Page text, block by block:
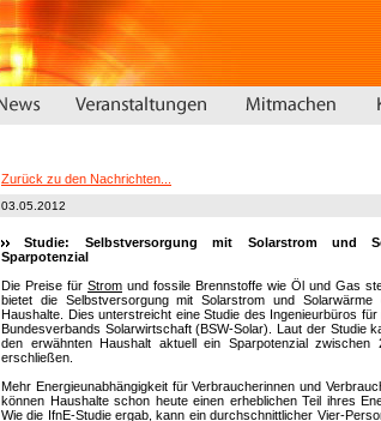
Zurück zu den Nachrichten...
03.05.2012
Studie: Selbstversorgung mit Solarstrom und
Sparpotenzial
Die Preise für Strom und fossile Brennstoffe wie Öl und Gas
bietet die Selbstversorgung mit Solarstrom und
Haushalte. Dies unterstreicht eine Studie des Ingenieurbüros
Bundesverbands Solarwirtschaft (BSW-Solar). Laut der Studie
den erwähnten Haushalt aktuell ein Sparpotenzial
erschließen.
Mehr Energieunabhängigkeit für Verbraucherinnen und
können Haushalte schon heute einen erheblichen Teil ihres
Wie die IfnE-Studie ergab, kann ein durchschnittlicher Vier-